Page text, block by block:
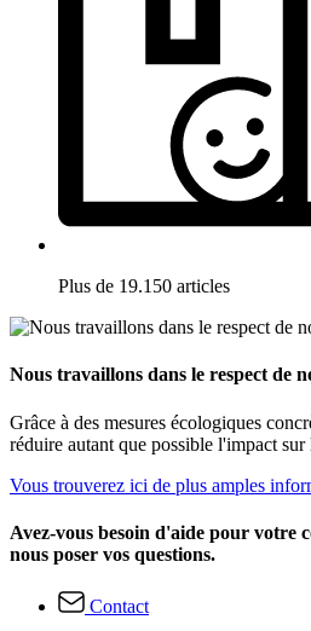
Plus de 19.150 articles
Nous travaillons dans le respect de
Grâce à des mesures écologiques
réduire autant que possible l'impact
Vous trouverez ici de plus amples
Avez-vous besoin d'aide pour votre
nous poser vos questions.
Contact